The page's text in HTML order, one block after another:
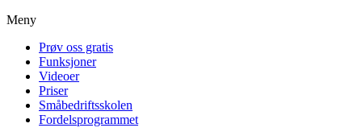
Meny
Prøv oss gratis
Funksjoner
Videoer
Priser
Småbedriftsskolen
Fordelsprogrammet